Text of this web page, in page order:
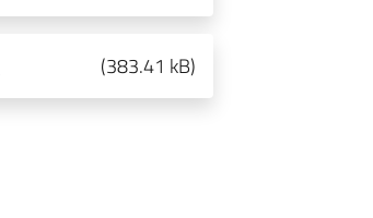
(383.41 kB)